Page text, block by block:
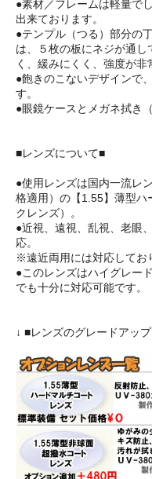
●素材／フレームは軽量で
出来ております。
●テンプル（つる）部分の
は、５枚の板にネジが通
く、緩みにくく、強度が非
●飽きのこないデザインで
す。
●眼鏡ケースとメガネ拭き
■レンズについて■
●使用レンズは国内一流レ
格適用）の【1.55】薄型ハ
クレンズ）。
●近視、遠視、乱視、老眼
応。
※遠近両用には対応してお
●このレンズはハイグレー
でも十分に対応可能です。
↓ ■レンズのグレードアッ